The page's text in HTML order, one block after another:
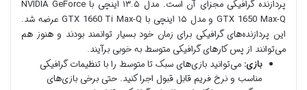
پردازنده گرافیکی مجزای آن است. مدل ۱۳.۵ اینچی با NVIDIA GeForce
GTX 1650 Max-Q و مدل ۱۵ اینچی با GTX 1660 Ti Max-Q عرضه شد.
این پردازنده‌های گرافیکی برای زمان خود بسیار توانمند بودند و هنوز هم
می‌توانند از پس کارهای گرافیکی متوسط به خوبی برآیند.
بازی: می‌توانید بازی‌های سبک تا متوسط را با تنظیمات گرافیکی
مناسب و نرخ فریم قابل قبول اجرا کنید. حتی برخی بازی‌های